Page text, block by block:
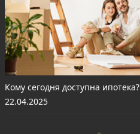
Кому сегодня доступна ипотека?
22.04.2025